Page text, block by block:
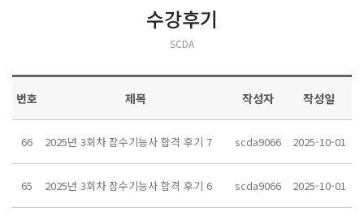
수강후기
SCDA
번호 제목 작성자 작성일
66 2025년 3회차 잠수기능사 합격 후기 7 scda9066 2025-10-01
65 2025년 3회차 잠수기능사 합격 후기 6 scda9066 2025-10-01